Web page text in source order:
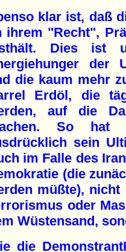
klar ist, daß
ihrem "Recht",
Dies ist
der
die kaum mehr
Erdöl, die
auf die
So hat
sein
im Falle des
(die
müßte), nicht
oder
Wüstensand,
die